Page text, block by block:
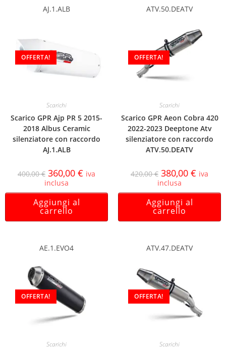
AJ.1.ALB
OFFERTA!
Scarichi
Scarico GPR Ajp PR 5 2015-
2018 Albus Ceramic
silenziatore con raccordo
AJ.1.ALB
400,00€ 360,00 € iva
inclusa
Aggiungi al
carrello
ATV.50.DEATV
OFFERTA!
Scarichi
Scarico GPR Aeon Cobra 420
2022-2023 Deeptone Atv
silenziatore con raccordo
ATV.50.DEATV
420,00€ 380,00 € iva
inclusa
Aggiungi al
carrello
AE.1.EVO4
OFFERTA!
Scarichi
ATV.47.DEATV
OFFERTA!
Scarichi